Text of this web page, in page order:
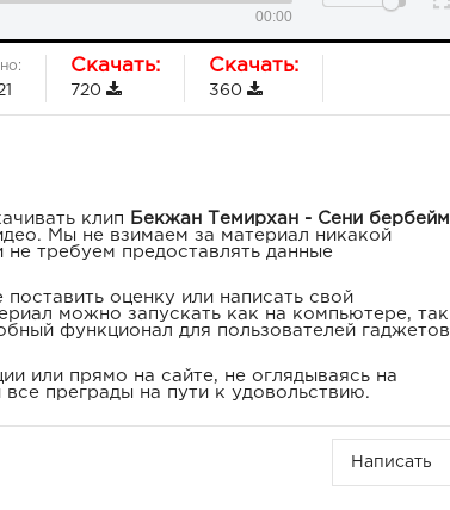
00:00
Скачать:
720
Скачать:
360
клип
Бекжан Темирхан - Сени бербейм
Мы не взимаем за материал никакой
требуем предоставлять данные
оценку или написать свой
можно запускать как на компьютере, так
функционал для пользователей гаджетов
или прямо на сайте, не оглядываясь на
преграды на пути к удовольствию.
Написать